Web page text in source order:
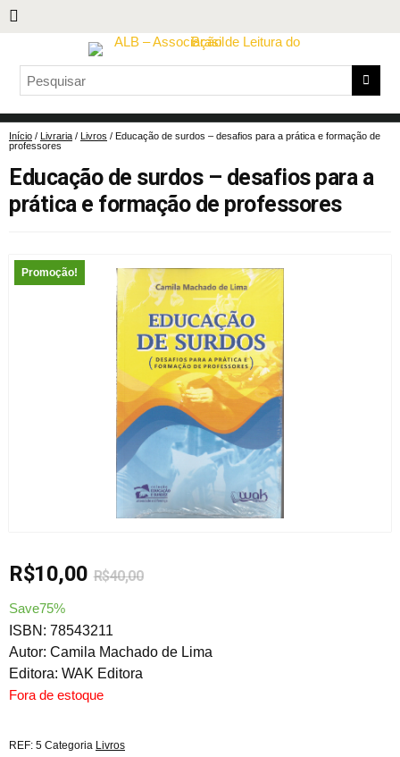
Início / Livraria / Livros / Educação de surdos – desafios para a prática e formação de
professores
Educação de surdos – desafios para a
prática e formação de professores
Promoção!
R$40,00
R$10,00
Save75%
ISBN: 78543211
Autor: Camila Machado de Lima
Editora: WAK Editora
Fora de estoque
REF: 5 Categoria Livros